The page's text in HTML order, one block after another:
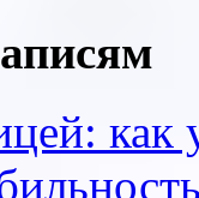
как